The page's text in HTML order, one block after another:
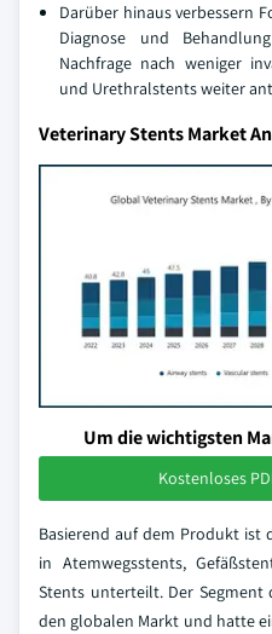
Darüber hinaus verbessern
Diagnose und
Nachfrage nach weniger
und Urethralstents weiter
Veterinary Stents Market
Um die wichtigsten
Kostenloses
Basierend auf dem Produkt ist
in Atemwegsstents,
Stents unterteilt. Der
den globalen Markt und hatte